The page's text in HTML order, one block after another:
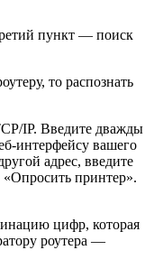
пункт — поиск
то распознать
IP. Введите дважды
интерфейсу вашего
адрес, введите
«Опросить принтер».
цифр, которая
роутера —